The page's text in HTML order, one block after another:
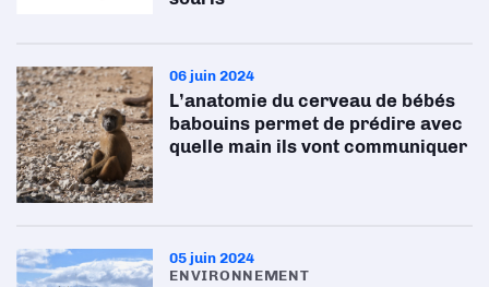
06 juin 2024
L’anatomie du cerveau de bébés
babouins permet de prédire avec
quelle main ils vont communiquer
05 juin 2024
ENVIRONNEMENT